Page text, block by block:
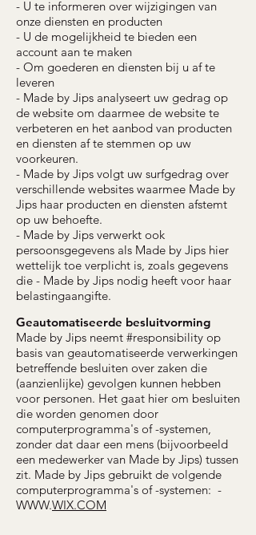
- U te informeren over wijzigingen van
onze diensten en producten
- U de mogelijkheid te bieden een
account aan te maken
- Om goederen en diensten bij u af te
leveren
- Made by Jips analyseert uw gedrag op
de website om daarmee de website te
verbeteren en het aanbod van producten
en diensten af te stemmen op uw
voorkeuren.
- Made by Jips volgt uw surfgedrag over
verschillende websites waarmee Made by
Jips haar producten en diensten afstemt
op uw behoefte.
- Made by Jips verwerkt ook
persoonsgegevens als Made by Jips hier
wettelijk toe verplicht is, zoals gegevens
die - Made by Jips nodig heeft voor haar
belastingaangifte.
Geautomatiseerde besluitvorming
Made by Jips neemt #responsibility op
basis van geautomatiseerde verwerkingen
betreffende besluiten over zaken die
(aanzienlijke) gevolgen kunnen hebben
voor personen. Het gaat hier om besluiten
die worden genomen door
computerprogramma's of -systemen,
zonder dat daar een mens (bijvoorbeeld
een medewerker van Made by Jips) tussen
zit. Made by Jips gebruikt de volgende
computerprogramma's of -systemen: -
WWW.WIX.COM